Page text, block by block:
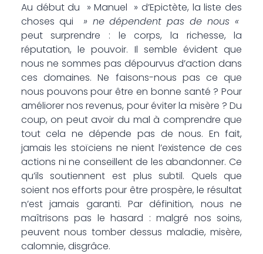
Au début du » Manuel » d’Epictète, la liste des
choses qui
» ne dépendent pas de nous «
peut surprendre : le corps, la richesse, la
réputation, le pouvoir. Il semble évident que
nous ne sommes pas dépourvus d’action dans
ces domaines. Ne faisons-nous pas ce que
nous pouvons pour être en bonne santé ? Pour
améliorer nos revenus, pour éviter la misère ? Du
coup, on peut avoir du mal à comprendre que
tout cela ne dépende pas de nous. En fait,
jamais les stoïciens ne nient l’existence de ces
actions ni ne conseillent de les abandonner. Ce
qu’ils soutiennent est plus subtil. Quels que
soient nos efforts pour être prospère, le résultat
n’est jamais garanti. Par définition, nous ne
maîtrisons pas le hasard : malgré nos soins,
peuvent nous tomber dessus maladie, misère,
calomnie, disgrâce.